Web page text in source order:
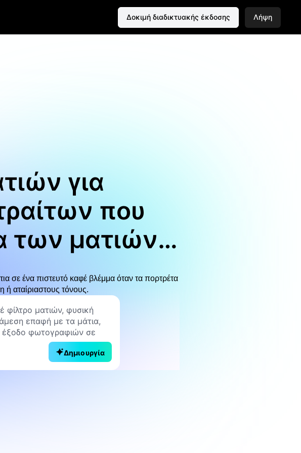
Δοκιμή διαδικτυακής έκδοσης Λήψη
για
που
των ματιών
σε ένα πιστευτό καφέ βλέμμα όταν τα πορτρέτα
αταίριαστους τόνους.
Δημιουργία